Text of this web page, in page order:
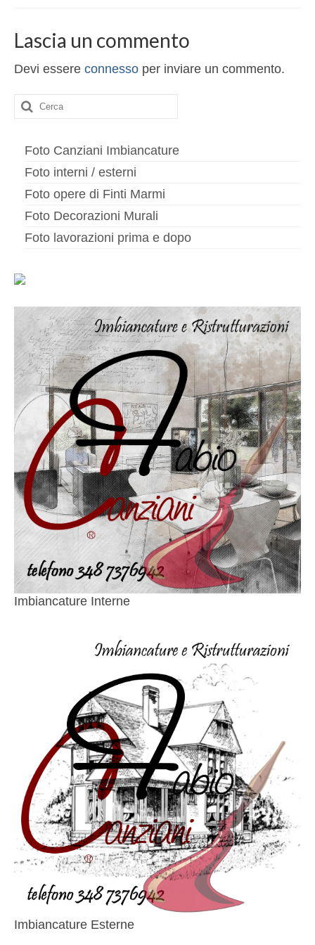
Cartongesso
Controsoffitti
Posa pavimento laminato
Lascia un commento
Devi essere connesso per inviare un commento.
Cerca:
Foto Canziani Imbiancature
Foto interni / esterni
Foto opere di Finti Marmi
Foto Decorazioni Murali
Foto lavorazioni prima e dopo
Imbiancature Interne
Imbiancature Esterne